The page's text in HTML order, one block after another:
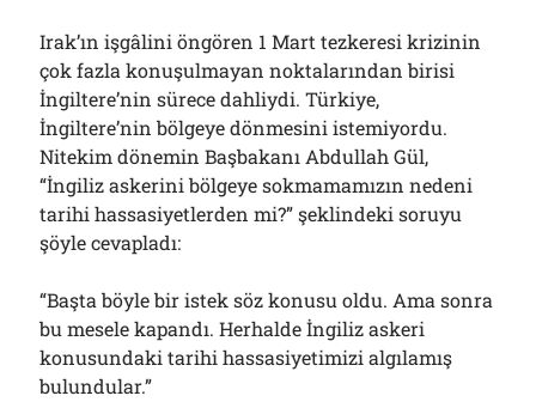
Irak’ın işgâlini öngören 1 Mart tezkeresi krizinin
çok fazla konuşulmayan noktalarından birisi
İngiltere’nin sürece dahliydi. Türkiye,
İngiltere’nin bölgeye dönmesini istemiyordu.
Nitekim dönemin Başbakanı Abdullah Gül,
“İngiliz askerini bölgeye sokmamamızın nedeni
tarihi hassasiyetlerden mi?” şeklindeki soruyu
şöyle cevapladı:
“Başta böyle bir istek söz konusu oldu. Ama sonra
bu mesele kapandı. Herhalde İngiliz askeri
konusundaki tarihi hassasiyetimizi algılamış
bulundular.”